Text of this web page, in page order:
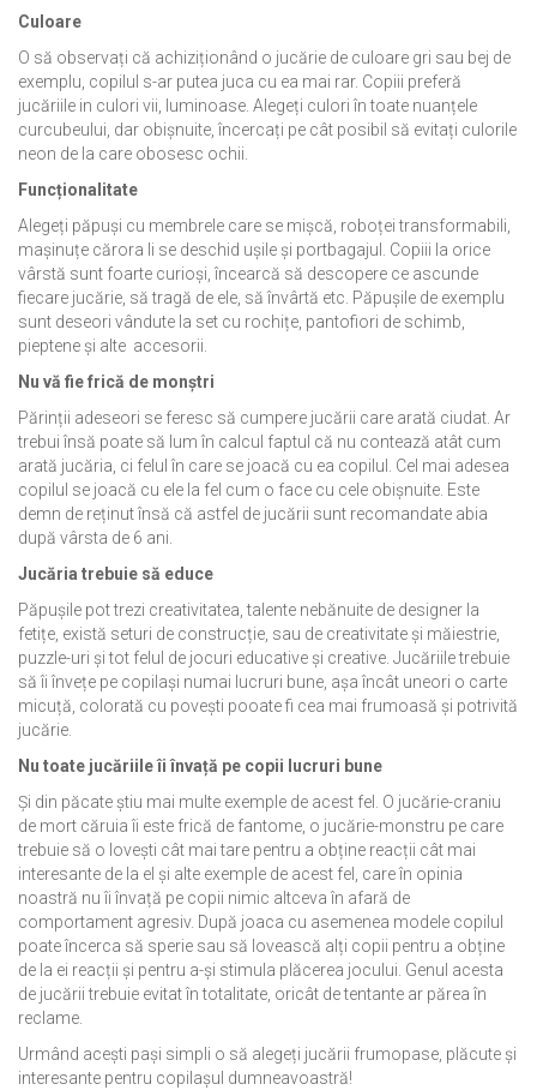
Culoare
O să observați că achiziționând o jucărie de culoare gri sau bej de
exemplu, copilul s-ar putea juca cu ea mai rar. Copiii preferă
jucăriile in culori vii, luminoase. Alegeți culori în toate nuanțele
curcubeului, dar obișnuite, încercați pe cât posibil să evitați culorile
neon de la care obosesc ochii.
Funcționalitate
Alegeți păpuși cu membrele care se mișcă, roboței transformabili,
mașinuțe cărora li se deschid ușile și portbagajul. Copiii la orice
vârstă sunt foarte curioși, încearcă să descopere ce ascunde
fiecare jucărie, să tragă de ele, să învârtă etc. Păpușile de exemplu
sunt deseori vândute la set cu rochițe, pantofiori de schimb,
pieptene și alte accesorii.
Nu vă fie frică de monștri
Părinții adeseori se feresc să cumpere jucării care arată ciudat. Ar
trebui însă poate să lum în calcul faptul că nu contează atât cum
arată jucăria, ci felul în care se joacă cu ea copilul. Cel mai adesea
copilul se joacă cu ele la fel cum o face cu cele obișnuite. Este
demn de reținut însă că astfel de jucării sunt recomandate abia
după vârsta de 6 ani.
Jucăria trebuie să educe
Păpușile pot trezi creativitatea, talente nebănuite de designer la
fetițe, există seturi de construcție, sau de creativitate și măiestrie,
puzzle-uri și tot felul de jocuri educative și creative. Jucăriile trebuie
să îi învețe pe copilași numai lucruri bune, așa încât uneori o carte
micuță, colorată cu povești pooate fi cea mai frumoasă și potrivită
jucărie.
Nu toate jucăriile îi învață pe copii lucruri bune
Și din păcate știu mai multe exemple de acest fel. O jucărie-craniu
de mort căruia îi este frică de fantome, o jucărie-monstru pe care
trebuie să o lovești cât mai tare pentru a obține reacții cât mai
interesante de la el și alte exemple de acest fel, care în opinia
noastră nu îi învață pe copii nimic altceva în afară de
comportament agresiv. După joaca cu asemenea modele copilul
poate încerca să sperie sau să lovească alți copii pentru a obține
de la ei reacții și pentru a-și stimula plăcerea jocului. Genul acesta
de jucării trebuie evitat în totalitate, oricât de tentante ar părea în
reclame.
Urmând acești pași simpli o să alegeți jucării frumopase, plăcute și
interesante pentru copilașul dumneavoastră!